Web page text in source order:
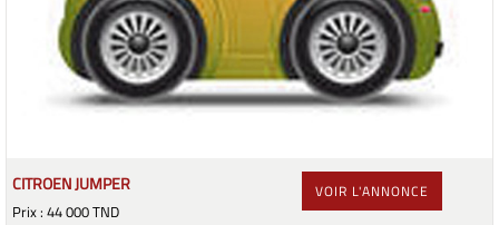
CITROEN JUMPER
Prix : 44 000 TND
VOIR L'ANNONCE